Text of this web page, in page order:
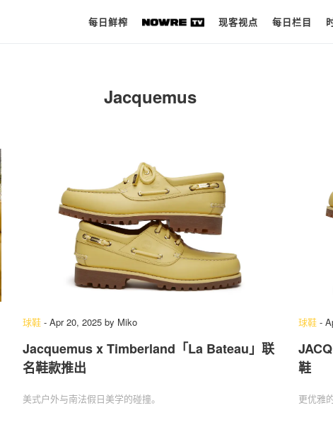
每日鲜榨 现客视点 每日栏目
每日栏目
时 尚
球 鞋
生 活
科 技
Jacquemus
球鞋 - Apr 20, 2025 by Miko
Jacquemus x Timberland「La Bateau」联
名鞋款推出
美式户外与南法假日美学的碰撞。
球鞋 -
鞋
更优雅